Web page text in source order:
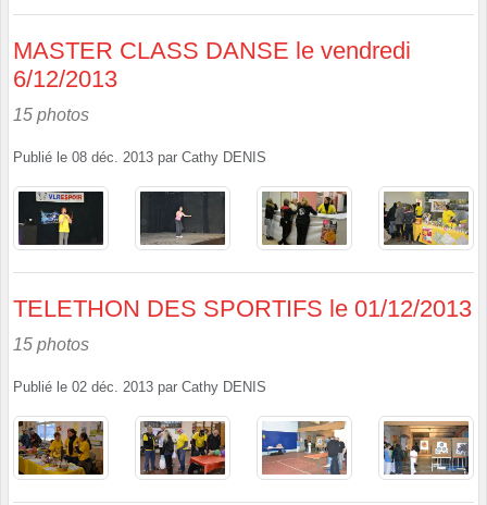
MASTER CLASS DANSE le vendredi
6/12/2013
15 photos
Publié le 08 déc. 2013 par Cathy DENIS
TELETHON DES SPORTIFS le 01/12/2013
15 photos
Publié le 02 déc. 2013 par Cathy DENIS